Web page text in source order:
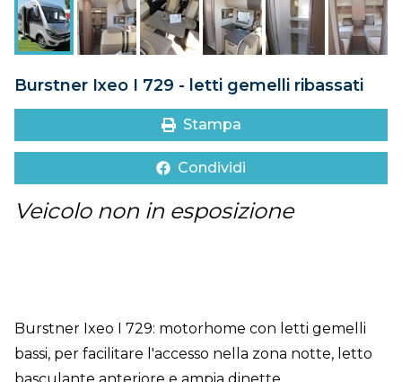
DOVE SIAMO
CONTATTI
Burstner Ixeo I 729 - letti gemelli ribassati
Stampa
Condividi
Veicolo non in esposizione
Burstner Ixeo I 729: motorhome con letti gemelli
bassi, per facilitare l'accesso nella zona notte, letto